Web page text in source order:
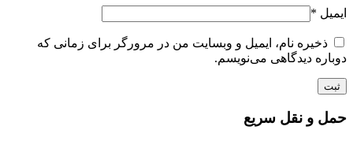
ایمیل *
ذخیره نام، ایمیل و وبسایت من در مرورگر برای زمانی که
دوباره دیدگاهی می‌نویسم.
حمل و نقل سریع